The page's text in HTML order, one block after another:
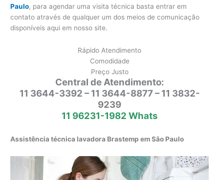
Paulo, para agendar uma visita técnica basta entrar em
contato através de qualquer um dos meios de comunicação
disponíveis aqui em nosso site.
Rápido Atendimento
Comodidade
Preço Justo
Central de Atendimento:
11 3644-3392 – 11 3644-8877 – 11 3832-
9239
11 96231-1982 Whats
Assistência técnica lavadora Brastemp em São Paulo